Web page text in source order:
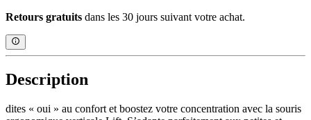
Retours gratuits dans les 30 jours suivant votre achat.
Description
dites « oui » au confort et boostez votre concentration avec la souris